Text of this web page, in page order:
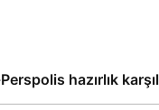
hazırlık